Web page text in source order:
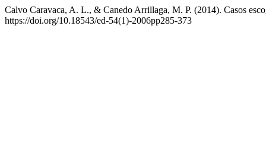
Calvo Caravaca, A. L., & Canedo Arrillaga, M. P. (2014). Casos
https://doi.org/10.18543/ed-54(1)-2006pp285-373